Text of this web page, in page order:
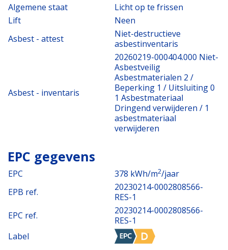
Algemene staat
Licht op te frissen
Lift
Neen
Asbest - attest
Niet-destructieve
asbestinventaris
Asbest - inventaris
20260219-000404.000 Niet-
Asbestveilig
Asbestmaterialen 2 /
Beperking 1 / Uitsluiting 0
1 Asbestmateriaal
Dringend verwijderen / 1
asbestmateriaal
verwijderen
EPC gegevens
EPC 378 kWh/m2/jaar
EPB ref.
20230214-0002808566-
RES-1
EPC ref.
20230214-0002808566-
RES-1
Label